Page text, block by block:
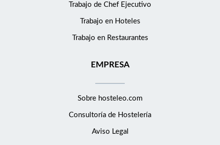
Trabajo de Chef Ejecutivo
Trabajo en Hoteles
Trabajo en Restaurantes
EMPRESA
Sobre hosteleo.com
Consultoría de Hostelería
Aviso Legal